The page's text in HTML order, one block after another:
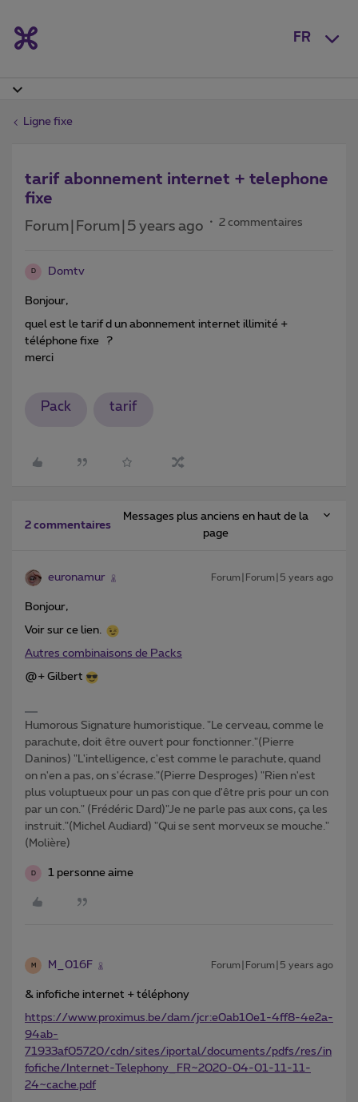
FR
Ligne fixe
tarif abonnement internet + telephone
fixe
Forum|Forum|5 years ago 2 commentaires
D Domtv
Bonjour,
quel est le tarif d un abonnement internet illimité +
téléphone fixe ?
merci
Pack tarif
2 commentaires
Messages plus anciens en haut de la
page
euronamur Forum|Forum|5 years ago
Bonjour,
Voir sur ce lien.
Autres combinaisons de Packs
@+ Gilbert
Humorous Signature humoristique. "Le cerveau, comme le
parachute, doit être ouvert pour fonctionner."(Pierre
Daninos) "L'intelligence, c'est comme le parachute, quand
on n'en a pas, on s'écrase."(Pierre Desproges) "Rien n'est
plus voluptueux pour un pas con que d'être pris pour un con
par un con." (Frédéric Dard)"Je ne parle pas aux cons, ça les
instruit."(Michel Audiard) "Qui se sent morveux se mouche."
(Molière)
D 1 personne aime
M M_016F Forum|Forum|5 years ago
& infofiche internet + téléphony
https://www.proximus.be/dam/jcr:e0ab10e1-4ff8-4e2a-
94ab-
71933af05720/cdn/sites/iportal/documents/pdfs/res/in
fofiche/Internet-Telephony_FR~2020-04-01-11-11-
24~cache.pdf